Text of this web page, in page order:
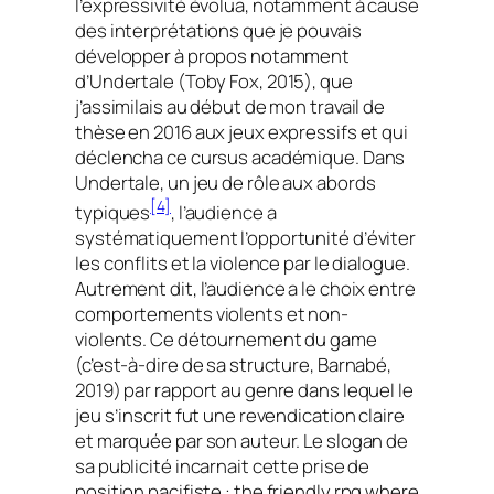
l’expressivité évolua, notamment à cause
des interprétations que je pouvais
développer à propos notamment
d’Undertale (Toby Fox, 2015), que
j’assimilais au début de mon travail de
thèse en 2016 aux jeux expressifs et qui
déclencha ce cursus académique. Dans
Undertale, un jeu de rôle aux abords
typiques[4], l’audience a
systématiquement l’opportunité d’éviter
les conflits et la violence par le dialogue.
Autrement dit, l’audience a le choix entre
comportements violents et non-
violents. Ce détournement dugame
(c’est-à-dire de sa structure, Barnabé,
2019) par rapport au genre dans lequel le
jeu s’inscrit fut une revendication claire
et marquée par son auteur. Le slogan de
sa publicité incarnait cette prise de